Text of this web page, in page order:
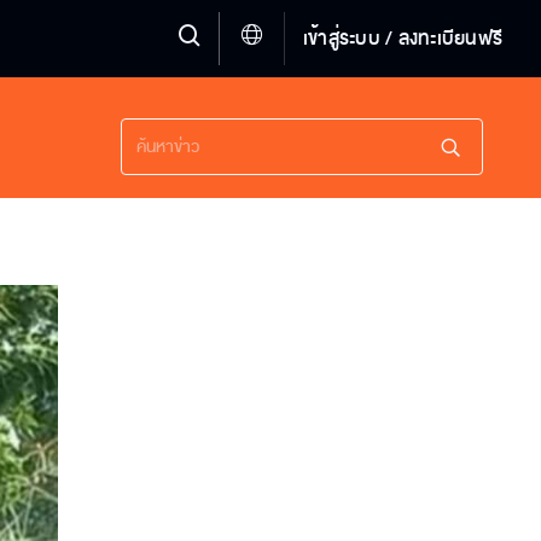
เข้าสู่ระบบ / ลงทะเบียนฟรี